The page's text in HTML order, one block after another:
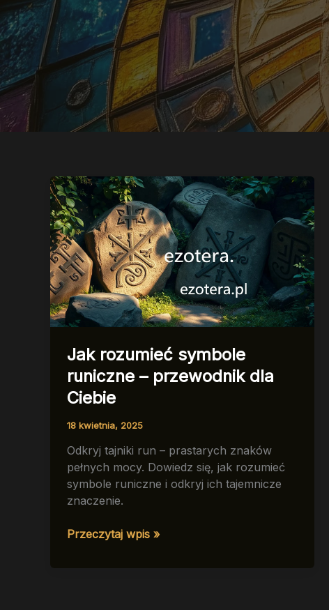
Jak rozumieć symbole
runiczne – przewodnik dla
Ciebie
18 kwietnia, 2025
Odkryj tajniki run – prastarych znaków
pełnych mocy. Dowiedz się, jak rozumieć
symbole runiczne i odkryj ich tajemnicze
znaczenie.
Jak
Przeczytaj wpis »